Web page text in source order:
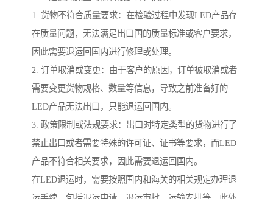
1. 货物不符合质量要求：在检验过程中发现LED产品存
在质量问题，无法满足出口国的质量标准或客户要求，
因此需要退运回国内进行修理或处理。
2. 订单取消或变更：由于客户的原因，订单被取消或者
需要变更货物规格、数量等信息，导致之前准备好的
LED产品无法出口，只能退运回国内。
3. 政策限制或法规要求：出口对特定类型的货物进行了
禁止出口或者需要特殊的许可证、证书等要求，而LED
产品不符合相关要求，因此需要退运回国内。
在LED退运时，需要按照国内和海关的相关规定办理退